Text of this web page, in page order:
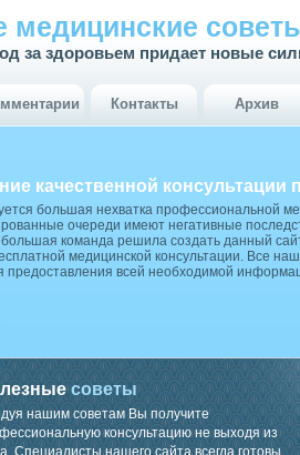
медицинские
за здоровьем придает новые
Контакты Архив
качественной консультации
большая нехватка профессиональной
очереди имеют негативные
команда решила создать данный
медицинской консультации. Все
предоставления всей необходимой
советы
нашим советам Вы получите
консультацию не выходя из
Специалисты нашего сайта всегда готовы